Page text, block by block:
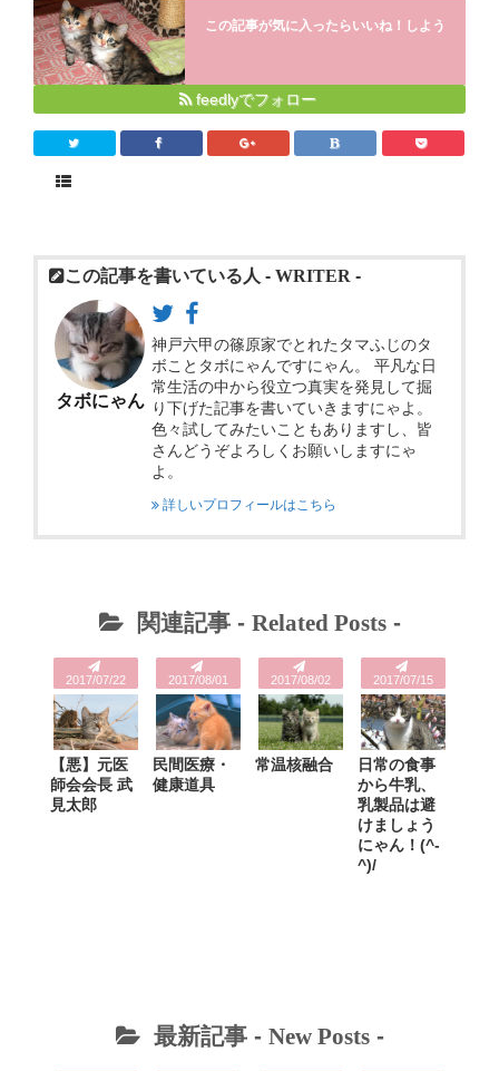
常温核融合
封印された農業
Close
この記事が気に入ったらいいね！しよう
feedlyでフォロー
この記事を書いている人 - WRITER -
タボにゃん
神戸六甲の篠原家でとれたタマふじのタ
ボことタボにゃんですにゃん。 平凡な日
常生活の中から役立つ真実を発見して掘
り下げた記事を書いていきますにゃよ。
色々試してみたいこともありますし、皆
さんどうぞよろしくお願いしますにゃ
よ。
詳しいプロフィールはこちら
関連記事 - Related Posts-
2017/07/22
【悪】元医
師会会長 武
見太郎
2017/08/01
民間医療・
健康道具
2017/08/02
常温核融合
2017/07/15
日常の食事
から牛乳、
乳製品は避
けましょう
にゃん！(^-
^)/
最新記事 - New Posts-